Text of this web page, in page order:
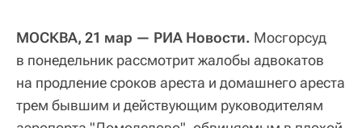
МОСКВА, 21 мар — РИА Новости. Мосгорсуд
в понедельник рассмотрит жалобы адвокатов
на продление сроков ареста и домашнего ареста
трем бывшим и действующим руководителям